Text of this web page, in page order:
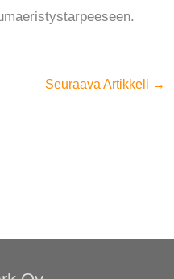
Seuraava Artikkeli →